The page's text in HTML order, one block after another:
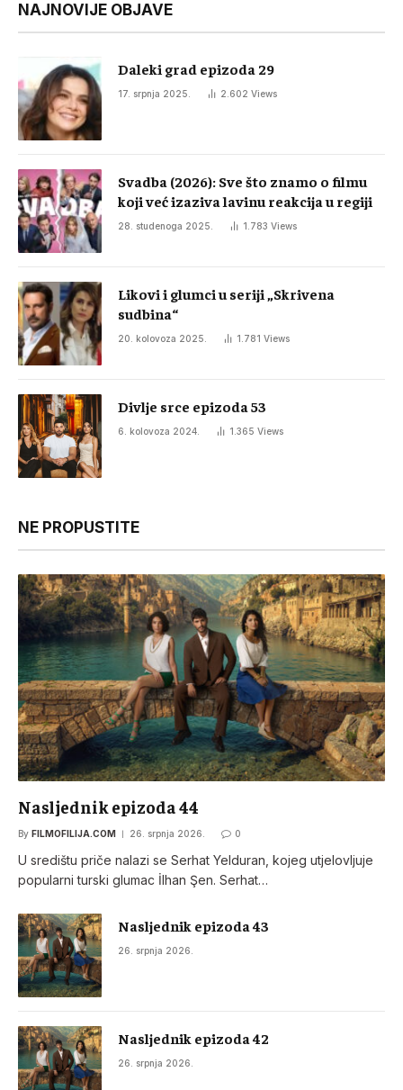
NAJNOVIJE OBJAVE
Daleki grad epizoda 29
17. srpnja 2025. 2.602 Views
Svadba (2026): Sve što znamo o filmu
koji već izaziva lavinu reakcija u regiji
28. studenoga 2025. 1.783 Views
Likovi i glumci u seriji „Skrivena
sudbina“
20. kolovoza 2025. 1.781 Views
Divlje srce epizoda 53
6. kolovoza 2024. 1.365 Views
NE PROPUSTITE
Nasljednik epizoda 44
By FILMOFILIJA.COM 26. srpnja 2026. 0
U središtu priče nalazi se Serhat Yelduran, kojeg utjelovljuje
popularni turski glumac İlhan Şen. Serhat…
Nasljednik epizoda 43
26. srpnja 2026.
Nasljednik epizoda 42
26. srpnja 2026.